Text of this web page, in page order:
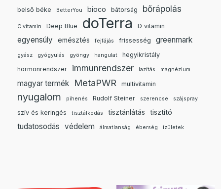
belső béke
BetterYou bioco bátorság bőrápolás
C vitamin Deep Blue doTerra D vitamin
egyensúly emésztés fejfájás frissesség greenmark
gyász gyógyulás gyöngy hangulat
hegyikristály
hormonrendszer
immunrendszer lazítás magnézium
magyar termék MetaPWR multivitamin
nyugalom pihenés Rudolf Steiner szerencse szájspray
szív és keringés tisztálkodás tisztánlátás tisztító
tudatosodás védelem álmatlanság éberség ízületek